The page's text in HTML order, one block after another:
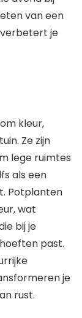
van een
je
kleur,
Ze zijn
lege ruimtes
als een
Potplanten
wat
bij je
past.
je
rust.